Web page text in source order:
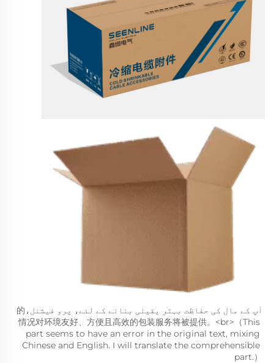
آپ کے مال کی حفاظت بہتر یقینی بنانے کے لئے، پرو فیشنل،的
情况对环境友好、方便且高效的包装服务将被提供。<br>（This
part seems to have an error in the original text, mixing
Chinese and English. I will translate the comprehensible
part.）